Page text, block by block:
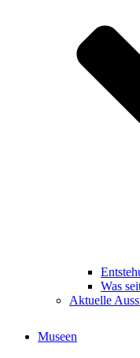
Was
Aktuelle
Museen